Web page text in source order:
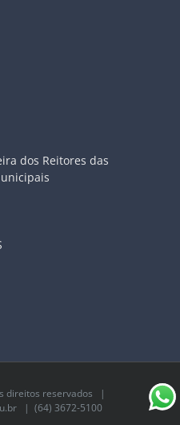
dos Reitores das
direitos reservados |
| (64) 3672-5100